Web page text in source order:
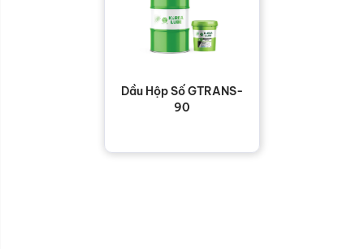
Dầu Hộp Số GTRANS-
90